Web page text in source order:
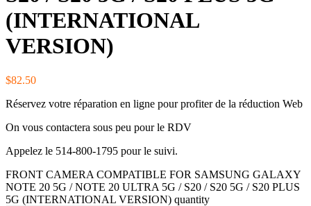
(INTERNATIONAL
VERSION)
$82.50
Réservez votre réparation en ligne pour profiter de la réduction Web
On vous contactera sous peu pour le RDV
Appelez le 514-800-1795 pour le suivi.
FRONT CAMERA COMPATIBLE FOR SAMSUNG GALAXY
NOTE 20 5G / NOTE 20 ULTRA 5G / S20 / S20 5G / S20 PLUS
5G (INTERNATIONAL VERSION) quantity